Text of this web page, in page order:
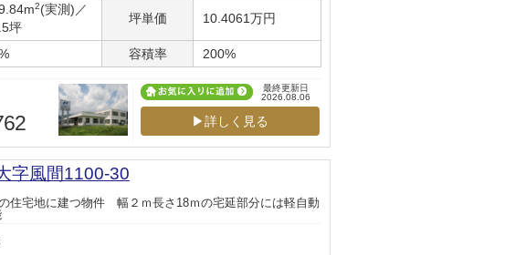
2(実測)／
坪
坪単価 10.4061万円
容積率 200%
最終更新日
2026.08.06
▶詳しく見る
字風間1100-30
宅地に建つ物件 幅２ｍ長さ18ｍの宅延部分には軽自動